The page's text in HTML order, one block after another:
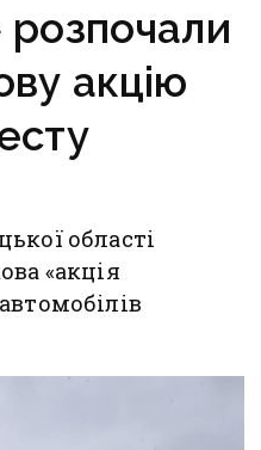
акцію
області
«акція